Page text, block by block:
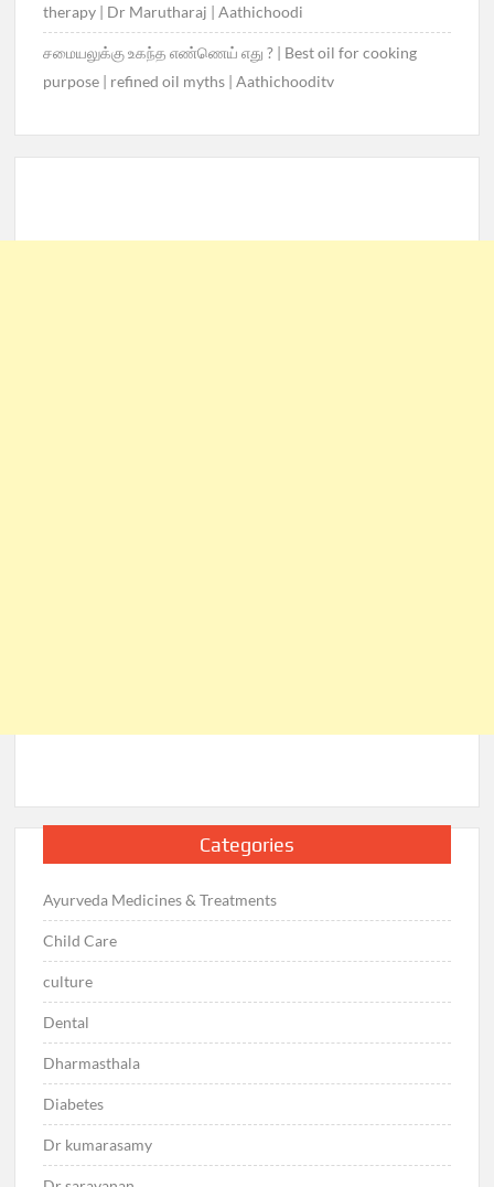
therapy | Dr Marutharaj | Aathichoodi
சமையலுக்கு உகந்த எண்ணெய் எது ? | Best oil for cooking
purpose | refined oil myths | Aathichooditv
Categories
Ayurveda Medicines & Treatments
Child Care
culture
Dental
Dharmasthala
Diabetes
Dr kumarasamy